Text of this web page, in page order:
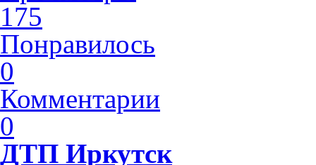
175
Понравилось
0
Комментарии
0
ДТП Иркутск